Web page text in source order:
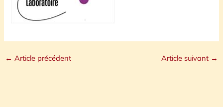
← Article précédent Article suivant →